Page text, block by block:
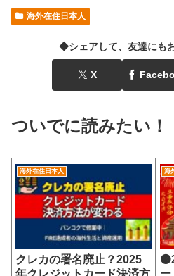
海外在住日本人
◆シェアして、友達にも
X
ついでに読みたい！
海外在住日本人
クレカの署名廃止？2025
年クレジットカード決済方
海
ー